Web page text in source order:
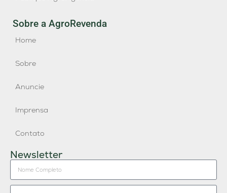
Sobre a AgroRevenda
Home
Sobre
Anuncie
Imprensa
Contato
Newsletter